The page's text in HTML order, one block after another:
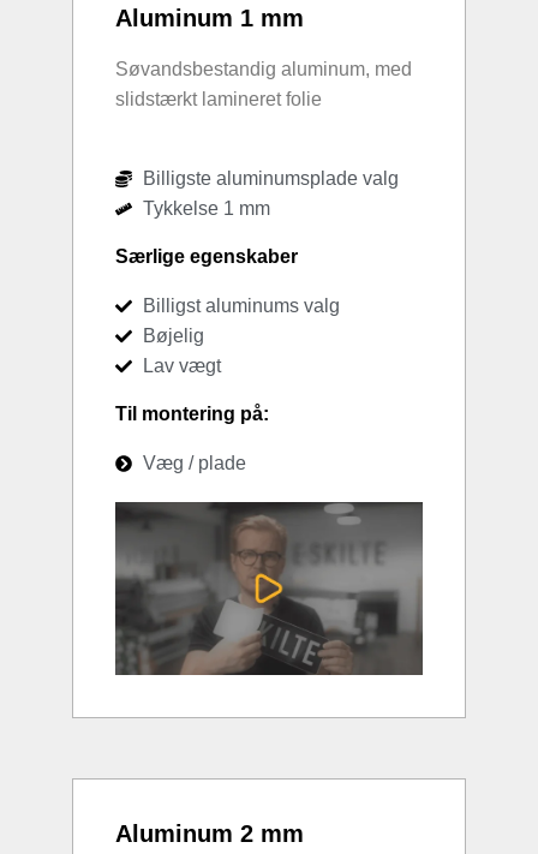
Aluminum 1 mm
Søvandsbestandig aluminum, med
slidstærkt lamineret folie
Billigste aluminumsplade valg
Tykkelse 1 mm
Særlige egenskaber
Billigst aluminums valg
Bøjelig
Lav vægt
Til montering på:
Væg / plade
Aluminum 2 mm